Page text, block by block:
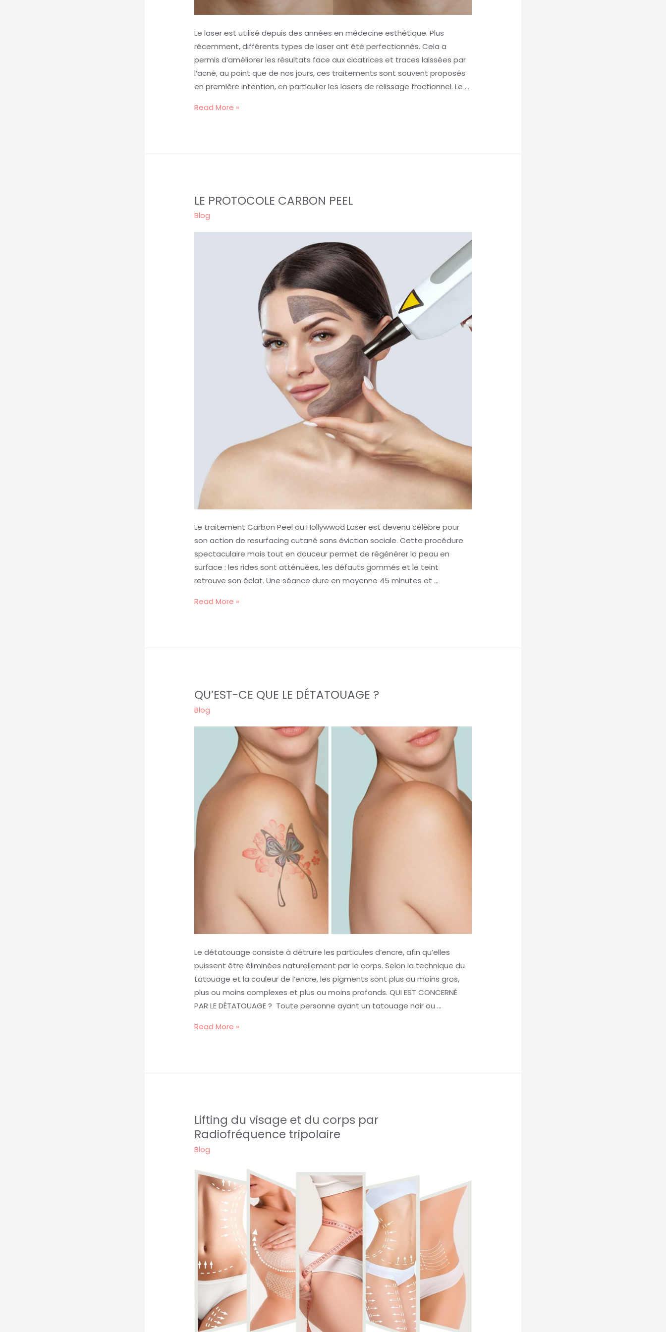
Le laser est utilisé depuis des années en médecine esthétique. Plus
récemment, différents types de laser ont été perfectionnés. Cela a
permis d’améliorer les résultats face aux cicatrices et traces laissées par
l’acné, au point que de nos jours, ces traitements sont souvent proposés
en première intention, en particulier les lasers de relissage fractionnel. Le …
Read More »
LE PROTOCOLE CARBON PEEL
Blog
Le traitement Carbon Peel ou Hollywwod Laser est devenu célèbre pour
son action de resurfacing cutané sans éviction sociale. Cette procédure
spectaculaire mais tout en douceur permet de régénérer la peau en
surface : les rides sont atténuées, les défauts gommés et le teint
retrouve son éclat. Une séance dure en moyenne 45 minutes et …
Read More »
QU’EST-CE QUE LE DÉTATOUAGE ?
Blog
Le détatouage consiste à détruire les particules d’encre, afin qu’elles
puissent être éliminées naturellement par le corps. Selon la technique du
tatouage et la couleur de l’encre, les pigments sont plus ou moins gros,
plus ou moins complexes et plus ou moins profonds. QUI EST CONCERNÉ
PAR LE DÉTATOUAGE ? Toute personne ayant un tatouage noir ou …
Read More »
Lifting du visage et du corps par
Radiofréquence tripolaire
Blog